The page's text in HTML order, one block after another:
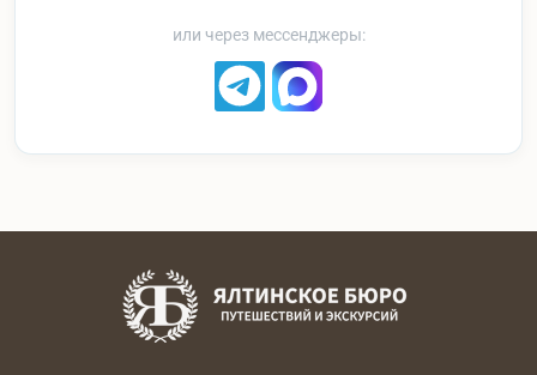
или через мессенджеры: